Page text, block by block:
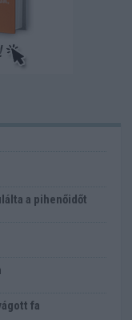
a pihenőidőt
fa